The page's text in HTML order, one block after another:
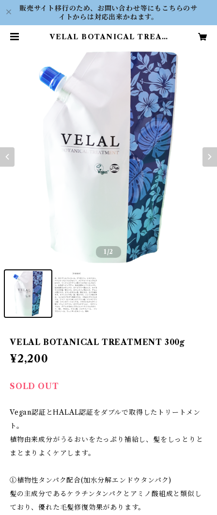
販売サイト移行のため、お問い合わせ等にもこちらのサ
イトからは対応出来かねます。
VELAL BOTANICAL TREAT
E SHOP
1/2
VELAL BOTANICAL TREATMENT 300g
¥2,200
SOLD OUT
Vegan認証とHALAL認証をダブルで取得したトリートメン
ト。
植物由来成分がうるおいをたっぷり補給し、髪をしっとりと
まとまりよくケアします。
①植物性タンパク配合(加水分解エンドウタンパク)
髪の主成分であるケラチンタンパクとアミノ酸組成と類似し
ており、優れた毛髪修復効果があります。